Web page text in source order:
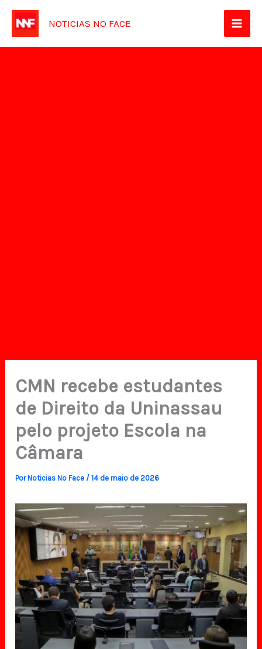
para
NOTICIAS NO FACE
CMN recebe estudantes
de Direito da Uninassau
pelo projeto Escola na
Câmara
PorNoticias No Face /14 de maio de 2026